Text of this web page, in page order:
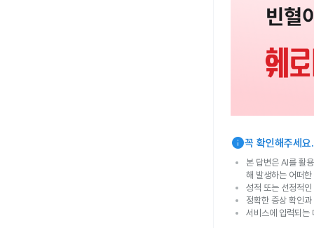
info꼭 확인해주세요.
본 답변은 AI를 활
해 발생하는 어떠
성적 또는 선정적
정확한 증상 확인
서비스에 입력되